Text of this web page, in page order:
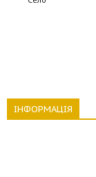
ІНФОРМАЦІЯ